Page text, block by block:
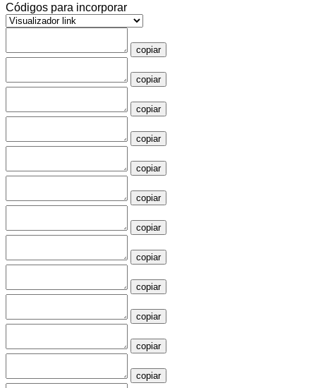
Códigos para incorporar
copiar
copiar
copiar
copiar
copiar
copiar
copiar
copiar
copiar
copiar
copiar
copiar